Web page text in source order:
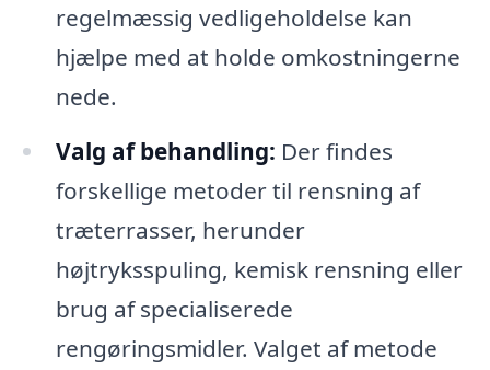
regelmæssig vedligeholdelse kan
hjælpe med at holde omkostningerne
nede.
Valg af behandling: Der findes
forskellige metoder til rensning af
træterrasser, herunder
højtryksspuling, kemisk rensning eller
brug af specialiserede
rengøringsmidler. Valget af metode